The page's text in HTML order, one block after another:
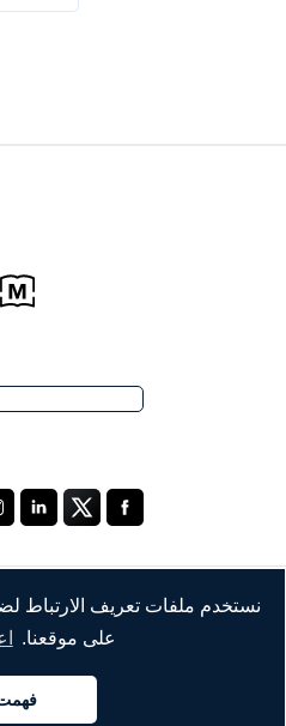
نستخدم ملفات تعريف
على موقعنا.
الشركة
العربية